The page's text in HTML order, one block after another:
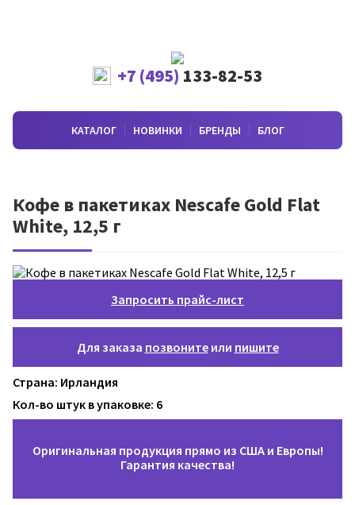
+7 (495) 133-82-53
КАТАЛОГ НОВИНКИ БРЕНДЫ БЛОГ
Кофе в пакетиках Nescafe Gold Flat
White, 12,5 г
Запросить прайс-лист
Для заказа позвонитеили пишите
Страна: Ирландия
Кол-во штук в упаковке: 6
Оригинальная продукция прямо из США и Европы!
Гарантия качества!